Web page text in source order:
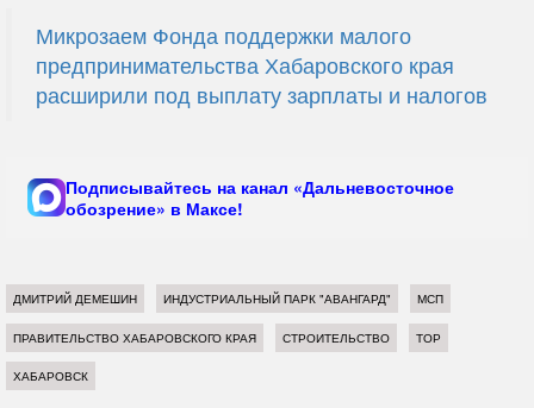
Микрозаем Фонда поддержки малого
предпринимательства Хабаровского края
расширили под выплату зарплаты и налогов
Подписывайтесь на канал «Дальневосточное
обозрение» в Максе!
ДМИТРИЙ ДЕМЕШИН ИНДУСТРИАЛЬНЫЙ ПАРК "АВАНГАРД" МСП
ПРАВИТЕЛЬСТВО ХАБАРОВСКОГО КРАЯ СТРОИТЕЛЬСТВО ТОР
ХАБАРОВСК